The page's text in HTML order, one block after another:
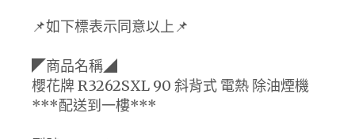
📌如下標表示同意以上📌
◤商品名稱◢
櫻花牌 R3262SXL 90 斜背式 電熱 除油煙機
***配送到一樓***